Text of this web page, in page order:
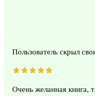
Пользователь скрыл
Очень желанная книга,